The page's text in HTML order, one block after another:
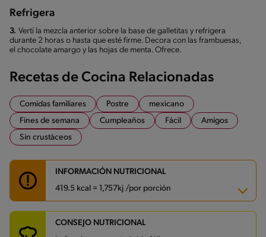
Refrigera
3. Vertí la mezcla anterior sobre la base de galletitas y refrigera
durante 2 horas o hasta que esté firme. Decora con las frambuesas,
el chocolate amargo y las hojas de menta. Ofrece.
Recetas de Cocina Relacionadas
Comidas familiares Postre
mexicano
Fines de semana
Cumpleaños Fácil
Amigos
Sin crustáceos
INFORMACIÓN NUTRICIONAL
419.5 kcal = 1,757kj /por porción
Carbohidratos 35.1 g
CONSEJO NUTRICIONAL